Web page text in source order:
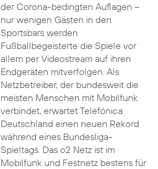
der Corona-bedingten Auflagen –
nur wenigen Gästen in den
Sportsbars werden
Fußballbegeisterte die Spiele vor
allem per Videostream auf ihren
Endgeräten mitverfolgen. Als
Netzbetreiber, der bundesweit die
meisten Menschen mit Mobilfunk
verbindet, erwartet Telefónica
Deutschland einen neuen Rekord
während eines Bundesliga-
Spieltags. Das o2 Netz ist im
Mobilfunk und Festnetz bestens für